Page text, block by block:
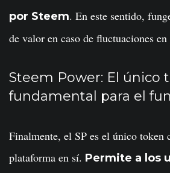
por Steem. En este sentido,
de valor en caso de fluctuaciones
Steem Power: El único
fundamental para el
Finalmente, el SP es el único token
plataforma en sí. Permite a los